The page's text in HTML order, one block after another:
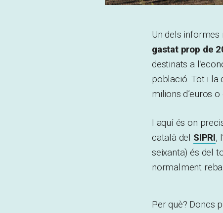
Un dels informes
gastat prop de
destinats a
població. Tot i la
milions d’euros
I aquí és on
català del SIPRI,
seixanta) és del
normalment
Per què? Doncs